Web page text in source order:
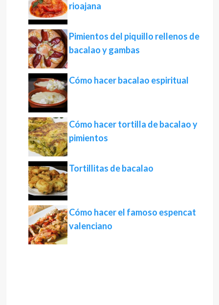
rioajana
Pimientos del piquillo rellenos de
bacalao y gambas
Cómo hacer bacalao espiritual
Cómo hacer tortilla de bacalao y
pimientos
Tortillitas de bacalao
Cómo hacer el famoso espencat
valenciano